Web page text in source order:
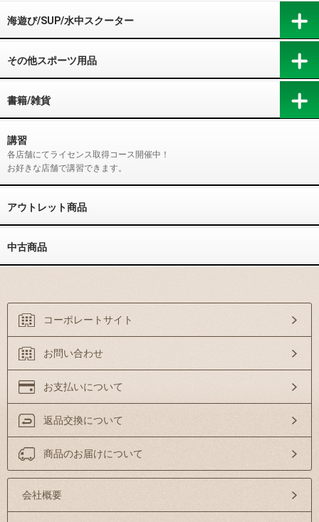
海遊び/SUP/水中スクーター
その他スポーツ用品
書籍/雑貨
講習
各店舗にてライセンス取得コース開催中！
お好きな店舗で講習できます。
アウトレット商品
中古商品
コーポレートサイト
お問い合わせ
お支払いについて
返品交換について
商品のお届けについて
会社概要